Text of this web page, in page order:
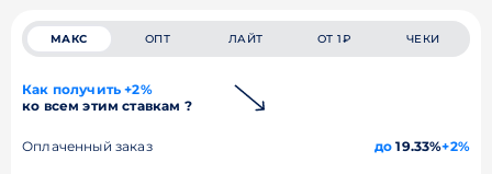
МАКС ОПТ ЛАЙТ ОТ 1₽ ЧЕКИ
Как получить +2%
ко всем этим ставкам ?
Оплаченный заказ до 19.33%+2%